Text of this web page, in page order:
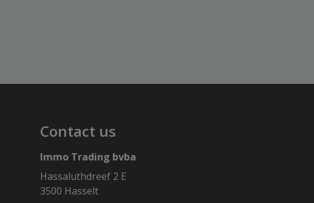
Contact us
Immo Trading bvba
Hassaluthdreef 2 E
3500 Hasselt